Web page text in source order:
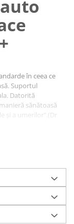
în ceea ce
Suportul
Datorită
sănătoasă
și a umerilor".(Dr